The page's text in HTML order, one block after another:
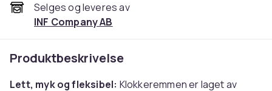
Selges og leveres av
INF Company AB
Produktbeskrivelse
Lett, myk og fleksibel: Klokkeremmen er laget av